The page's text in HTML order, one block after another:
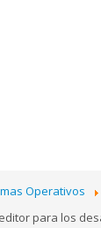
Operativos
para los